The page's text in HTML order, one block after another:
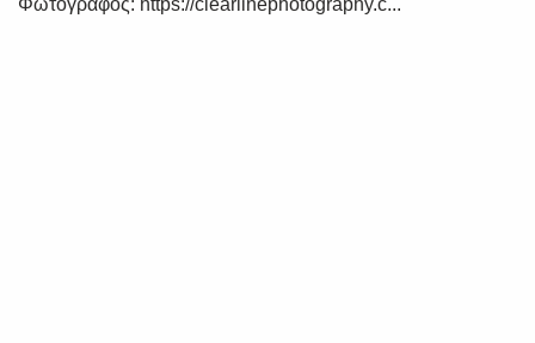
Φωτογράφος: https://clearlinephotography.c...